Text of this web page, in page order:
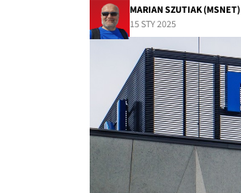
MARIAN SZUTIAK (MSNET)
15 STY 2025